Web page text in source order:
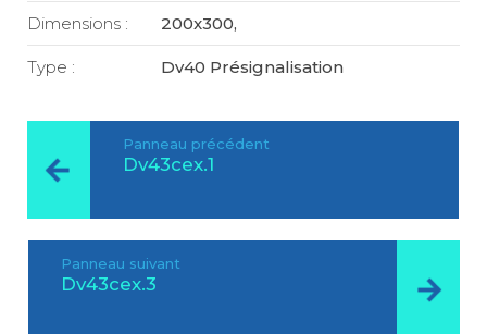
Dimensions : 200x300,
Type : Dv40 Présignalisation
Panneau précédent
Dv43cex.1
Panneau suivant
Dv43cex.3